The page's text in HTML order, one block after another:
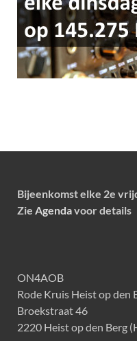
Bijeenkomst elke 2e
Zie Agendavoor details
ON4AOB
Rode Kruis Heist op den
Broekstraat 46
2220 Heist op den Berg